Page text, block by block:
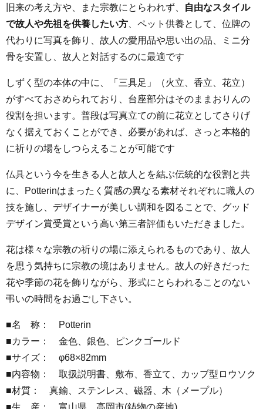
旧来の考え方や、また宗教にとらわれず、
自由なスタイル
で故人や先祖を供養したい方 、ペット供養として、位牌の
代わりに写真を飾り、故人の愛用品や思い出の品、ミニ分
骨を安置し、故人と対話するのに最適です
しずく型の本体の中に、「三具足」（火立、香立、花立）
がすべておさめられており、台座部分はそのままおりんの
役割を担います。普段は写真立ての前に花立としてさりげ
なく据えておくことができ、必要があれば、さっと本格的
に祈りの場をしつらえることが可能です
仏具という今を生きる人と故人とを結ぶ伝統的な役割と共
に、Potterinはまったく質感の異なる素材それぞれに職人の
技を施し、デザイナーが美しい調和を図ることで、グッド
デザイン賞受賞という高い第三者評価もいただきました。
花は様々な宗教の祈りの場に添えられるものであり、故人
を思う気持ちに宗教の境はありません。故人の好きだった
花や季節の花を飾りながら、形式にとらわれることのない
弔いの時間をお過ごし下さい。
■名 称： Potterin
■カラー： 金色、銀色、ピンクゴールド
■サイズ： φ68×82mm
■内容物： 取扱説明書、敷布、香立て、カップ型ロウソク
■材質： 真鍮、ステンレス、磁器、木（メープル）
■生 産： 富山県 高岡市(鋳物の産地)